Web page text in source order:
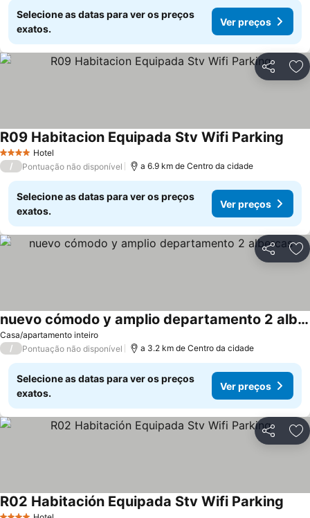
Selecione as datas para ver os preços
exatos.
Ver preços
Partilhar
4 EstrelasHotel
R09 Habitacion Equipada Stv Wifi Parking
/ Pontuação não disponível a 6.9 km de Centro da cidade
Selecione as datas para ver os preços
exatos.
Ver preços
Partilhar
Casa/apartamento inteiro
nuevo cómodo y amplio departamento 2 albercas
/ Pontuação não disponível a 3.2 km de Centro da cidade
Selecione as datas para ver os preços
exatos.
Ver preços
Partilhar
R02 Habitación Equipada Stv Wifi Parking